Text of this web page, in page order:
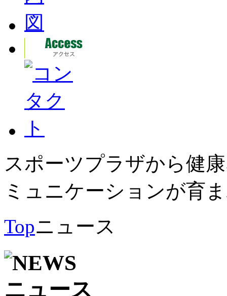
スポーツプラザから健
ミュニケーションが育
Topニュース